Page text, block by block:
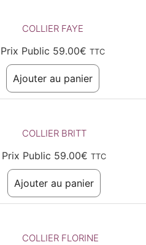
COLLIER FAYE
Prix Public 59.00€ TTC
Ajouter au panier
COLLIER BRITT
Prix Public 59.00€ TTC
Ajouter au panier
COLLIER FLORINE